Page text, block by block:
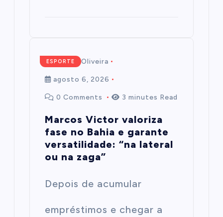
ESPORTE
Mairim de Oliveira
agosto 6, 2026
0 Comments 3 minutes Read
Marcos Victor valoriza
fase no Bahia e garante
versatilidade: “na lateral
ou na zaga”
Depois de acumular
empréstimos e chegar a